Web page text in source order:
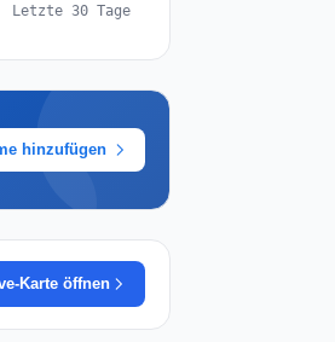
Letzte 30 Tage
hinzufügen
Karte öffnen